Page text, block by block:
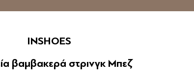
INSHOES
βαμβακερά στρινγκ Μπεζ